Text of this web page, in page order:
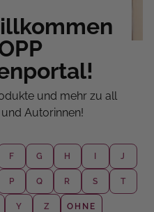
und mehr zu all
Autorinnen!
F G H J
P Q R S T
Y Z OHNE